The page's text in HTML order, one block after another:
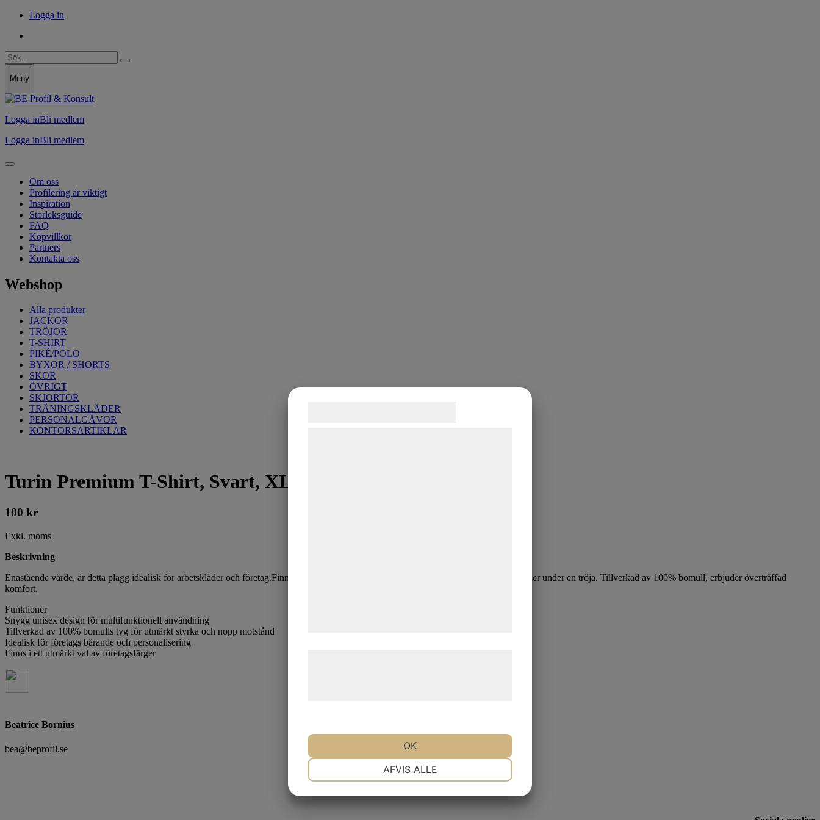
Logga in
Meny
Logga inBli medlem
Logga inBli medlem
Om oss
Profilering är viktigt
Inspiration
Storleksguide
FAQ
Köpvillkor
Partners
Kontakta oss
Webshop
Alla produkter
JACKOR
TRÖJOR
T-SHIRT
PIKÉ/POLO
BYXOR / SHORTS
SKOR
ÖVRIGT
SKJORTOR
TRÄNINGSKLÄDER
PERSONALGÅVOR
KONTORSARTIKLAR
Turin Premium T-Shirt, Svart, XL
100 kr
Exkl. moms
Beskrivning
Enastående värde, är detta plagg idealisk för arbetskläder och företag.Finns i ett urval av populära färger,denna t-shirt användas separat eller under en tröja. Tillverkad av 100% bomull, erbjuder överträffad
komfort.
Funktioner
Snygg unisex design för multifunktionell användning
Tillverkad av 100% bomulls tyg för utmärkt styrka och nopp motstånd
Idealisk för företags bärande och personalisering
Finns i ett utmärkt val av företagsfärger
Beatrice Bornius
bea@beprofil.se
AFVIS ALLE
OK